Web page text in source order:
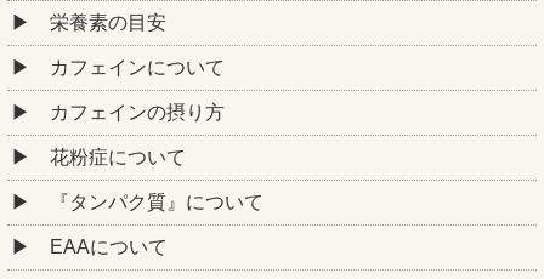
栄養素の目安
カフェインについて
カフェインの摂り方
花粉症について
『タンパク質』について
EAAについて